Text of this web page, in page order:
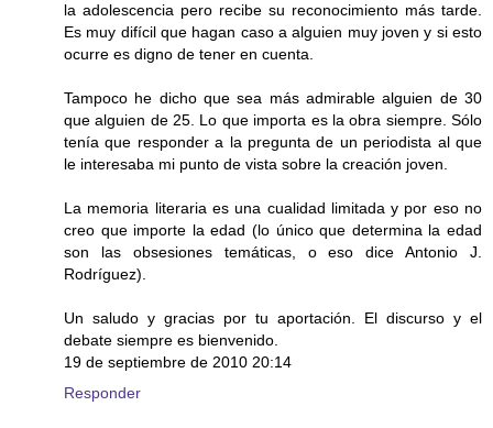
la adolescencia pero recibe su reconocimiento más tarde.
Es muy difícil que hagan caso a alguien muy joven y si esto
ocurre es digno de tener en cuenta.
Tampoco he dicho que sea más admirable alguien de 30
que alguien de 25. Lo que importa es la obra siempre. Sólo
tenía que responder a la pregunta de un periodista al que
le interesaba mi punto de vista sobre la creación joven.
La memoria literaria es una cualidad limitada y por eso no
creo que importe la edad (lo único que determina la edad
son las obsesiones temáticas, o eso dice Antonio J.
Rodríguez).
Un saludo y gracias por tu aportación. El discurso y el
debate siempre es bienvenido.
19 de septiembre de 2010 20:14
Responder